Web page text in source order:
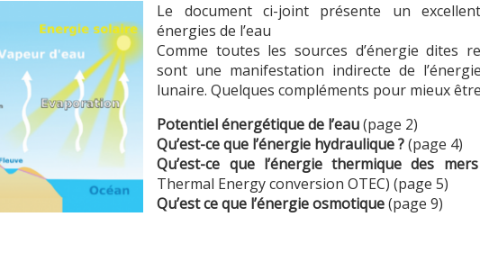
Le document ci-joint présente un
énergies de l’eau
Comme toutes les sources d’énergie dites
sont une manifestation indirecte de
lunaire. Quelques compléments pour mieux
Potentiel énergétique de l’eau(page 2)
Qu’est-ce que l’énergie hydraulique ?(page 4)
Qu’est-ce que l’énergie thermique des
Thermal Energy conversion OTEC) (page 5)
Qu’est ce que l’énergie osmotique(page 9)